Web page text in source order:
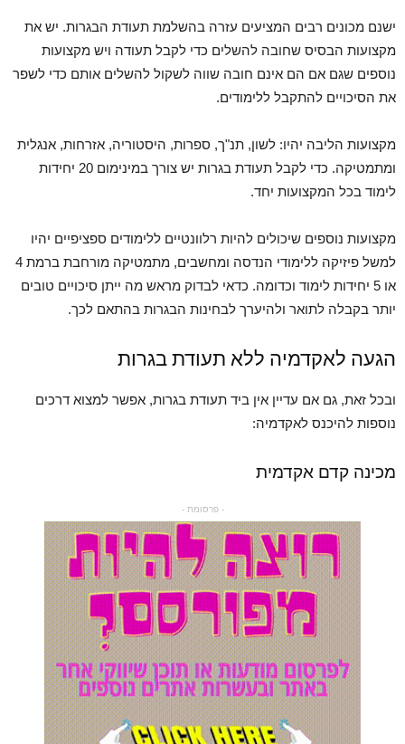
ישנם מכונים רבים המציעים עזרה בהשלמת תעודת הבגרות. יש את
מקצועות הבסיס שחובה להשלים כדי לקבל תעודה ויש מקצועות
נוספים שגם אם הם אינם חובה שווה לשקול להשלים אותם כדי לשפר
את הסיכויים להתקבל ללימודים.
מקצועות הליבה יהיו: לשון, תנ"ך, ספרות, היסטוריה, אזרחות, אנגלית
ומתמטיקה. כדי לקבל תעודת בגרות יש צורך במינימום 20 יחידות
לימוד בכל המקצועות יחד.
מקצועות נוספים שיכולים להיות רלוונטיים ללימודים ספציפיים יהיו
למשל פיזיקה ללימודי הנדסה ומחשבים, מתמטיקה מורחבת ברמת 4
או 5 יחידות לימוד וכדומה. כדאי לבדוק מראש מה ייתן סיכויים טובים
יותר בקבלה לתואר ולהיערך לבחינות הבגרות בהתאם לכך.
הגעה לאקדמיה ללא תעודת בגרות
ובכל זאת, גם אם עדיין אין ביד תעודת בגרות, אפשר למצוא דרכים
נוספות להיכנס לאקדמיה:
מכינה קדם אקדמית
- פרסומת -